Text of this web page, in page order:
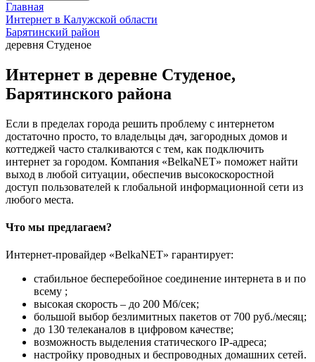
Главная
Интернет в Калужской области
Барятинский район
деревня Студеное
Интернет в деревне Студеное,
Барятинского района
Если в пределах города решить проблему с интернетом
достаточно просто, то владельцы дач, загородных домов и
коттеджей часто сталкиваются с тем, как подключить
интернет за городом. Компания «BelkaNET» поможет найти
выход в любой ситуации, обеспечив высокоскоростной
доступ пользователей к глобальной информационной сети из
любого места.
Что мы предлагаем?
Интернет-провайдер «BelkaNET» гарантирует:
стабильное бесперебойное соединение интернета в и по
всему ;
высокая скорость – до 200 Мб/сек;
большой выбор безлимитных пакетов от 700 руб./месяц;
до 130 телеканалов в цифровом качестве;
возможность выделения статического IP-адреса;
настройку проводных и беспроводных домашних сетей.